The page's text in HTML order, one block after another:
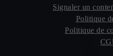
Signaler un
Politique
Politique de